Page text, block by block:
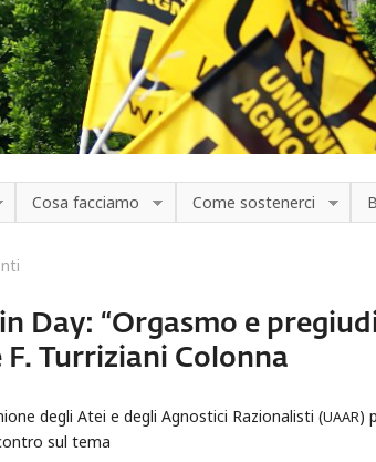
Cosa facciamo Come sostenerci
Day: “Orgasmo e
F. Turriziani Colonna
degli Atei e degli Agnostici Razionalisti (UAAR)
sul tema